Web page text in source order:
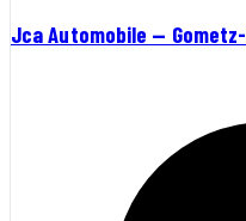
Jca Automobile —